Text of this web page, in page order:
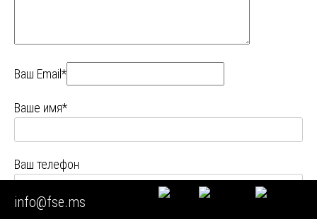
Ваш Email*
Ваше имя*
Ваш телефон
info@fse.ms